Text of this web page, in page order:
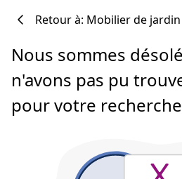
Retour à: Mobilier de jardin
Nous sommes
n'avons pas pu
pour votre recherche